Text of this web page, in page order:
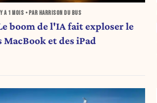
A 1 MOIS • PAR HARRISON DU BUS
boom de l'IA fait exploser le
MacBook et des iPad